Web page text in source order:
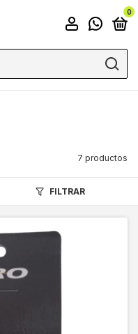
0
7 productos
FILTRAR